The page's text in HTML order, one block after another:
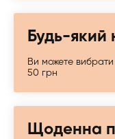
Будь-який
Ви можете вибрати
50 грн
Щоденна